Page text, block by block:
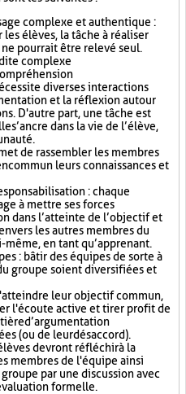
complexe et authentique :
élèves, la tâche à réaliser
pourrait être relevé seul.
complexe
diverses interactions
et la réflexion autour
D'autre part, une tâche est
s’ancre dans la vie de l’élève,
de rassembler les membres
commun leurs connaissances et
: chaque
à mettre ses forces
dans l’atteinte de l’objectif et
les autres membres du
en tant qu’apprenant.
: bâtir des équipes de sorte à
groupe soient diversifiées et
leur objectif commun,
l'écoute active et tirer profit de
d’argumentation
(ou de leur désaccord).
devront réfléchir à la
membres de l'équipe ainsi
par une discussion avec
formelle.